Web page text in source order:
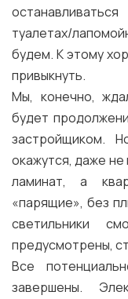
туалетах/
будем. К этому
привыкнуть.
Мы, конечно,
будет
застройщиком.
окажутся, даже не
ламинат, а
«парящие», без
светильники
предусмотрены,
Все
завершены.